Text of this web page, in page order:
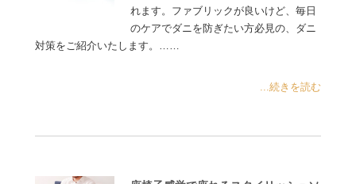
れます。ファブリックが良いけど、毎日
のケアでダニを防ぎたい方必見の、ダニ
対策をご紹介いたします。……
...続きを読む